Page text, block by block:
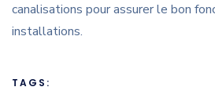
canalisations pour assurer le bon
installations.
TAGS: